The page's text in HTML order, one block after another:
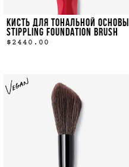
КИСТЬ ДЛЯ ТОНАЛЬНОЙ ОСНОВЫ
STIPPLING FOUNDATION BRUSH
$2440.00